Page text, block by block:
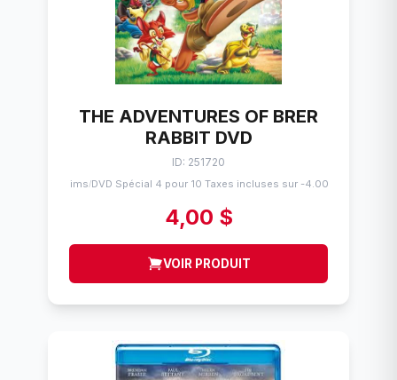
THE ADVENTURES OF BRER
RABBIT DVD
ID: 251720
Flims/DVD Spécial 4 pour 10 Taxes incluses sur -4.00$
4,00 $
VOIR PRODUIT